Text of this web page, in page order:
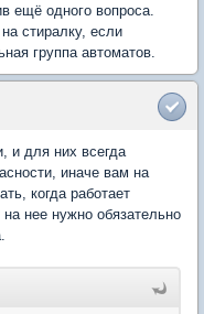
ещё одного вопроса.
стиралку, если
группа автоматов.
и для них всегда
иначе вам на
когда работает
на нее нужно обязательно